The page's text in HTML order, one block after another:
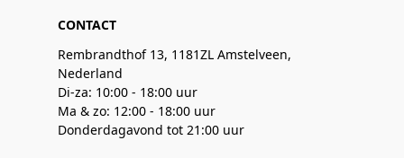
CONTACT
Rembrandthof 13, 1181ZL Amstelveen,
Nederland
Di-za: 10:00 - 18:00 uur
Ma & zo: 12:00 - 18:00 uur
Donderdagavond tot 21:00 uur